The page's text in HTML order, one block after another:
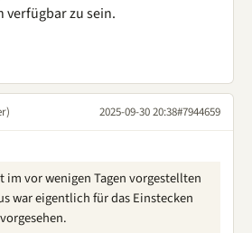
zu sein.
2025-09-30 20:38#7944659
im vor wenigen Tagen vorgestellten
war eigentlich für das Einstecken